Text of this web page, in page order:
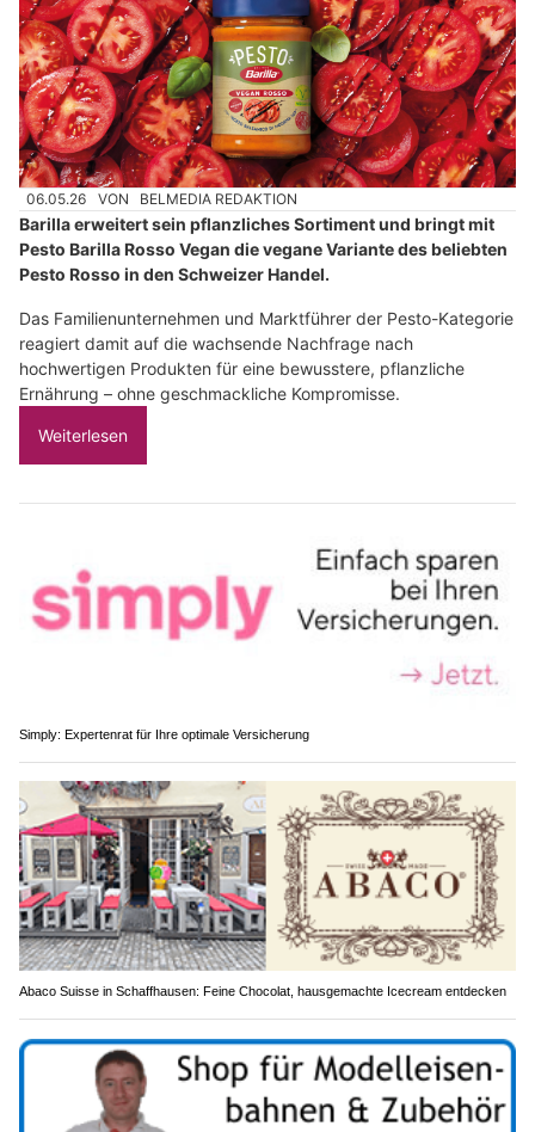
06.05.26 VON BELMEDIA REDAKTION
Barilla erweitert sein pflanzliches Sortiment und bringt mit
Pesto Barilla Rosso Vegan die vegane Variante des beliebten
Pesto Rosso in den Schweizer Handel.
Das Familienunternehmen und Marktführer der Pesto-Kategorie
reagiert damit auf die wachsende Nachfrage nach
hochwertigen Produkten für eine bewusstere, pflanzliche
Ernährung – ohne geschmackliche Kompromisse.
Weiterlesen
Simply: Expertenrat für Ihre optimale Versicherung
Abaco Suisse in Schaffhausen: Feine Chocolat, hausgemachte Icecream entdecken